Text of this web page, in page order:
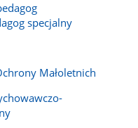
specjalny
Małoletnich